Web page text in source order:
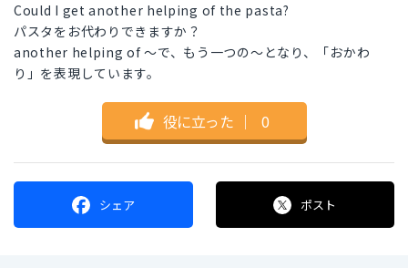
Could I get another helping of the pasta?
パスタをお代わりできますか？
another helping of ～で、もう一つの～となり、「おかわ
り」を表現しています。
役に立った ｜ 0
シェア ポスト